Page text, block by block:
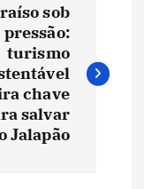
sob
pressão:
turismo
chave
salvar
Jalapão